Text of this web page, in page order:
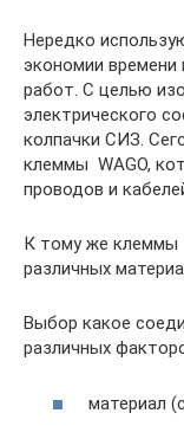
Нередко
экономии
работ. С целью
электрического
колпачки СИЗ.
клеммы WAGO,
проводов и
К тому же клеммы
различных
Выбор какое
различных
материал